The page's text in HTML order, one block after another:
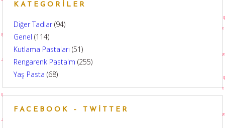
KATEGORILER
Diğer Tadlar(94)
Genel (114)
Kutlama Pastaları (51)
Rengarenk Pasta'm (255)
Yaş Pasta (68)
FACEBOOK – TWITTER